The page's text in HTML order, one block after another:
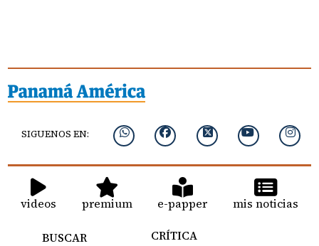
SIGUENOS EN:
videos premium e-papper mis noticias
BUSCAR
CRÍTICA